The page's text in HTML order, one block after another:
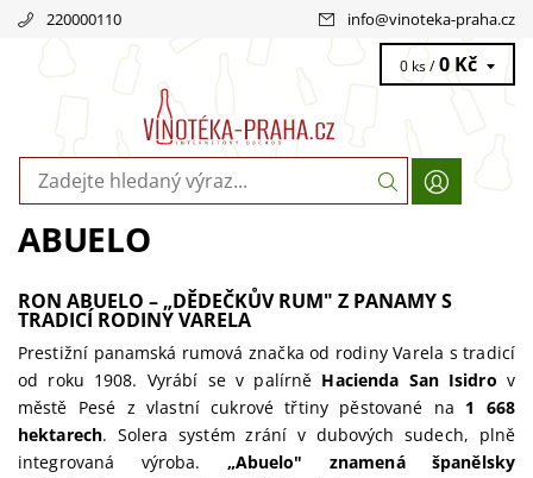
220000110 info@vinoteka-praha.cz
0 ks / 0 Kč
ABUELO
RON ABUELO – „DĚDEČKŮV RUM" Z PANAMY S
TRADICÍ RODINY VARELA
Prestižní panamská rumová značka od rodiny Varela s tradicí
od roku 1908. Vyrábí se v palírně Hacienda San Isidro v
městě Pesé z vlastní cukrové třtiny pěstované na 1 668
hektarech. Solera systém zrání v dubových sudech, plně
integrovaná výroba. „Abuelo" znamená španělsky